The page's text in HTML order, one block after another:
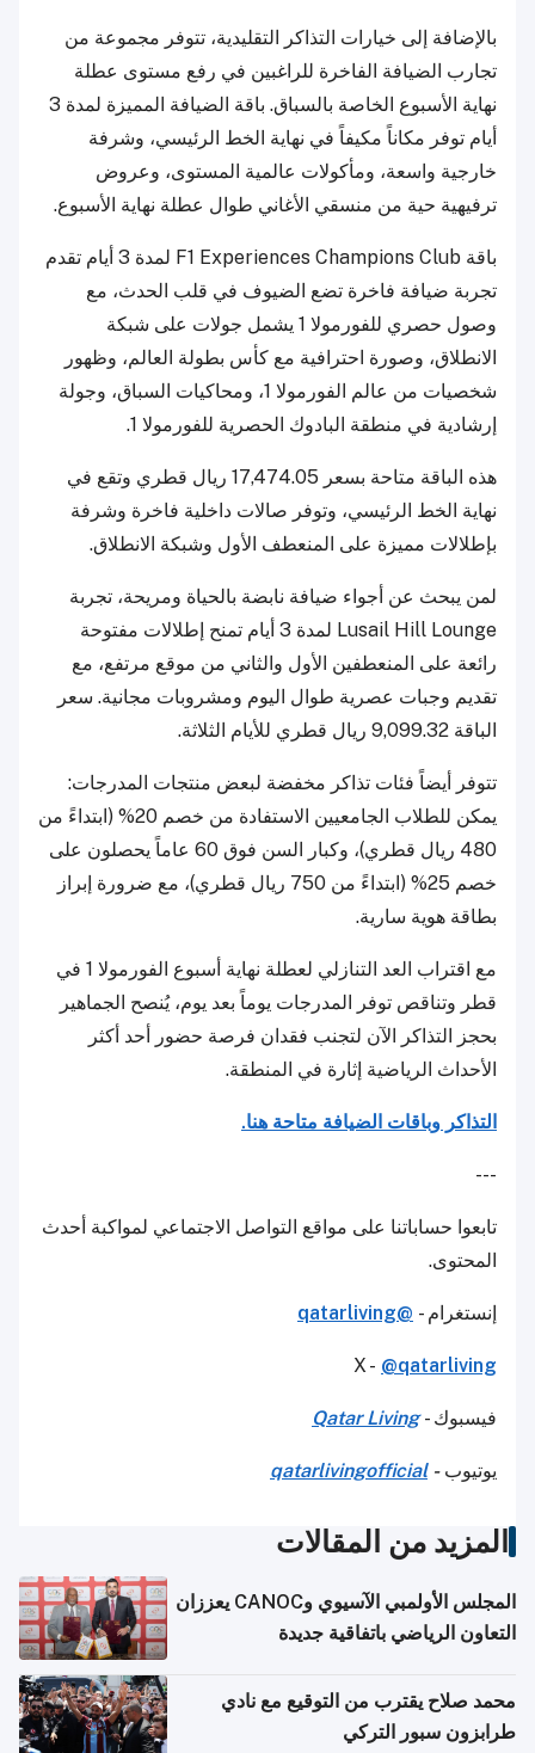
بالإضافة إلى خيارات التذاكر التقليدية، تتوفر مجموعة من
تجارب الضيافة الفاخرة للراغبين في رفع مستوى عطلة
نهاية الأسبوع الخاصة بالسباق. باقة الضيافة المميزة لمدة 3
أيام توفر مكاناً مكيفاً في نهاية الخط الرئيسي، وشرفة
خارجية واسعة، ومأكولات عالمية المستوى، وعروض
ترفيهية حية من منسقي الأغاني طوال عطلة نهاية الأسبوع.
باقة F1 Experiences Champions Club لمدة 3 أيام تقدم
تجربة ضيافة فاخرة تضع الضيوف في قلب الحدث، مع
وصول حصري للفورمولا 1 يشمل جولات على شبكة
الانطلاق، وصورة احترافية مع كأس بطولة العالم، وظهور
شخصيات من عالم الفورمولا 1، ومحاكيات السباق، وجولة
إرشادية في منطقة البادوك الحصرية للفورمولا 1.
هذه الباقة متاحة بسعر 17,474.05 ريال قطري وتقع في
نهاية الخط الرئيسي، وتوفر صالات داخلية فاخرة وشرفة
بإطلالات مميزة على المنعطف الأول وشبكة الانطلاق.
لمن يبحث عن أجواء ضيافة نابضة بالحياة ومريحة، تجربة
Lusail Hill Lounge لمدة 3 أيام تمنح إطلالات مفتوحة
رائعة على المنعطفين الأول والثاني من موقع مرتفع، مع
تقديم وجبات عصرية طوال اليوم ومشروبات مجانية. سعر
الباقة 9,099.32 ريال قطري للأيام الثلاثة.
تتوفر أيضاً فئات تذاكر مخفضة لبعض منتجات المدرجات:
يمكن للطلاب الجامعيين الاستفادة من خصم 20% (ابتداءً من
480 ريال قطري)، وكبار السن فوق 60 عاماً يحصلون على
خصم 25% (ابتداءً من 750 ريال قطري)، مع ضرورة إبراز
بطاقة هوية سارية.
مع اقتراب العد التنازلي لعطلة نهاية أسبوع الفورمولا 1 في
قطر وتناقص توفر المدرجات يوماً بعد يوم، يُنصح الجماهير
بحجز التذاكر الآن لتجنب فقدان فرصة حضور أحد أكثر
الأحداث الرياضية إثارة في المنطقة.
التذاكر وباقات الضيافة متاحة هنا.
---
تابعوا حساباتنا على مواقع التواصل الاجتماعي لمواكبة أحدث
المحتوى.
إنستغرام - @qatarliving
X - @qatarliving
فيسبوك -Qatar Living
يوتيوب-
qatarlivingofficial
المزيد من المقالات
المجلس الأولمبي الآسيوي وCANOC يعززان
التعاون الرياضي باتفاقية جديدة
محمد صلاح يقترب من التوقيع مع نادي
طرابزون سبور التركي